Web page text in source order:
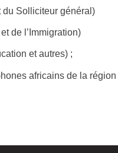
du Solliciteur général)
de l’Immigration)
et autres) ;
africains de la